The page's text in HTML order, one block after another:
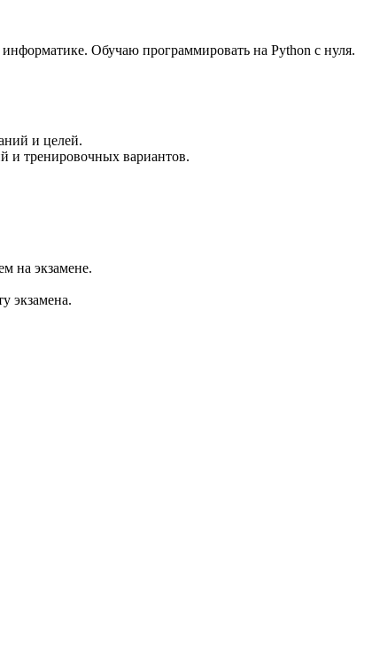
Обучаю программировать на Python с нуля.
и целей.
и тренировочных вариантов.
на экзамене.
экзамена.